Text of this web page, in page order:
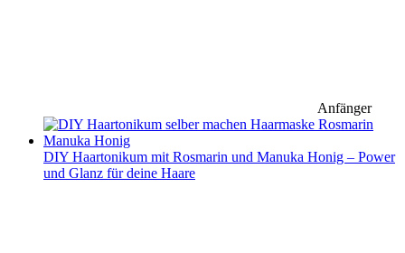
Anfänger
DIY Haartonikum mit Rosmarin und Manuka Honig – Power
und Glanz für deine Haare